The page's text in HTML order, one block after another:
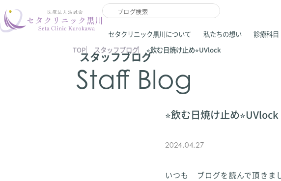
セタクリニック黒川について 私たちの想い 診療科目
スタッフブログ
Staff Blog
TOP スタッフブログ ⭐︎飲む日焼け止め⭐︎UVlock
⭐︎飲む日焼け止め⭐︎UVlock
2024.04.27
いつも ブログを読んで頂き